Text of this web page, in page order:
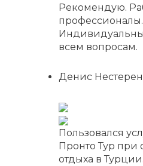
Рекомендую.
профессионалы.
всем вопросам.
Денис
Пользовался
Пронто Тур при
отдыха в